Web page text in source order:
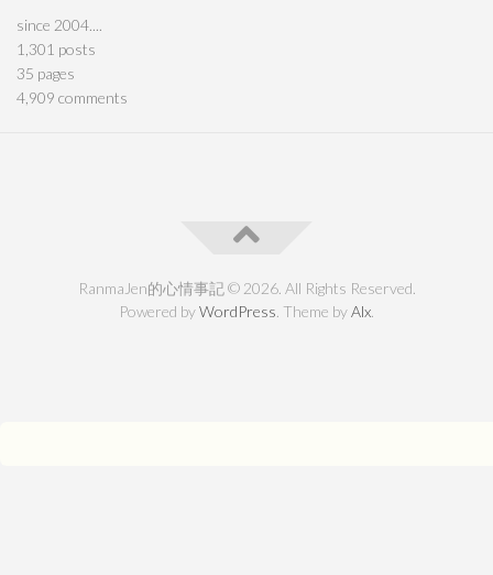
since 2004....
1,301 posts
35 pages
4,909 comments
RanmaJen的心情事記 © 2026. All Rights Reserved.
Powered byWordPress. Theme byAlx.